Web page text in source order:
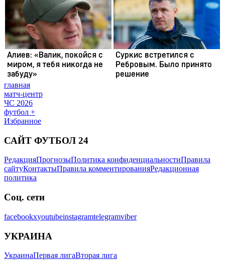
главная
матч-центр
ЧС 2026
футбол +
Избранное
САЙТ ФУТБОЛ 24
РедакцияПрогнозыПолитика конфиденциальностиПравила
сайтуКонтактыПравила комментированияРедакционная
политика
Соц. сети
facebookxyoutubeinstagramtelegramviber
УКРАИНА
УкраинаПервая лигаВторая лига